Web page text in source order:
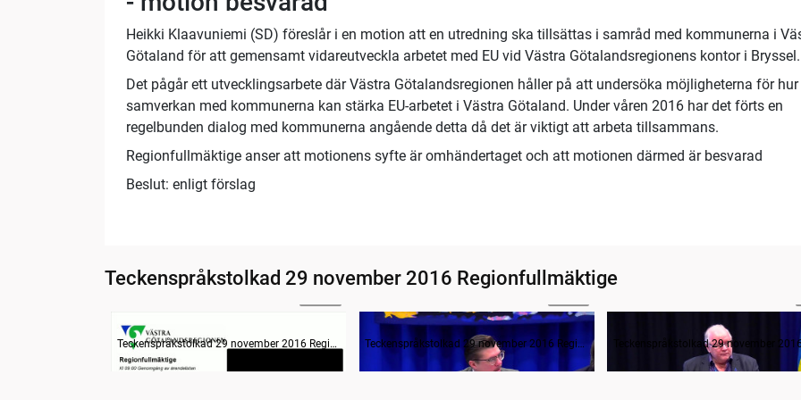
Heikki Klaavuniemi (SD) föreslår i en motion att en utredning ska tillsättas i samråd med kommunerna i
Götaland för att gemensamt vidareutveckla arbetet med EU vid Västra Götalandsregionens kontor i Bryssel.
Det pågår ett utvecklingsarbete där Västra Götalandsregionen håller på att undersöka möjligheterna för hur
samverkan med kommunerna kan stärka EU-arbetet i Västra Götaland. Under våren 2016 har det förts en
regelbunden dialog med kommunerna angående detta då det är viktigt att arbeta tillsammans.
Regionfullmäktige anser att motionens syfte är omhändertaget och att motionen därmed är besvarad
Beslut: enligt förslag
Teckenspråkstolkad 29 november 2016 Regionfullmäktige
Information om dagens ärenden
Teckenspråkstolkad 29 november 2016 Regionfullmäktige
Inledande formalia
Teckenspråkstolkad 29 november 2016 Regionfullmäktige